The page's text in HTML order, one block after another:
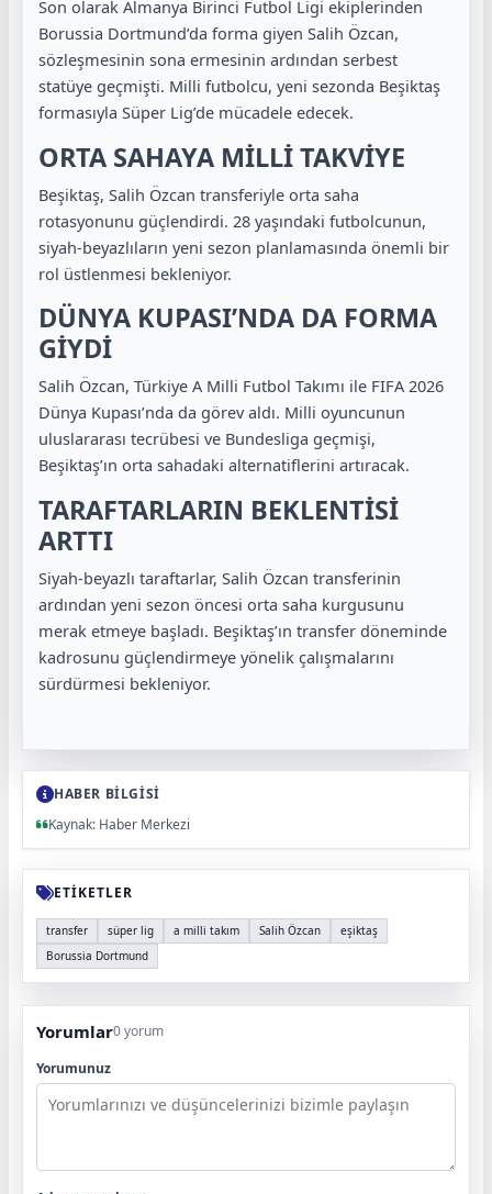
Son olarak Almanya Birinci Futbol Ligi ekiplerinden
Borussia Dortmund’da forma giyen Salih Özcan,
sözleşmesinin sona ermesinin ardından serbest
statüye geçmişti. Milli futbolcu, yeni sezonda Beşiktaş
formasıyla Süper Lig’de mücadele edecek.
ORTA SAHAYA MİLLİ TAKVİYE
Beşiktaş, Salih Özcan transferiyle orta saha
rotasyonunu güçlendirdi. 28 yaşındaki futbolcunun,
siyah-beyazlıların yeni sezon planlamasında önemli bir
rol üstlenmesi bekleniyor.
DÜNYA KUPASI’NDA DA FORMA
GİYDİ
Salih Özcan, Türkiye A Milli Futbol Takımı ile FIFA 2026
Dünya Kupası’nda da görev aldı. Milli oyuncunun
uluslararası tecrübesi ve Bundesliga geçmişi,
Beşiktaş’ın orta sahadaki alternatiflerini artıracak.
TARAFTARLARIN BEKLENTİSİ
ARTTI
Siyah-beyazlı taraftarlar, Salih Özcan transferinin
ardından yeni sezon öncesi orta saha kurgusunu
merak etmeye başladı. Beşiktaş’ın transfer döneminde
kadrosunu güçlendirmeye yönelik çalışmalarını
sürdürmesi bekleniyor.
HABER BİLGİSİ
Kaynak: Haber Merkezi
ETİKETLER
transfer süper lig a milli takım Salih Özcan
eşiktaş
Borussia Dortmund
Yorumlar0 yorum
Yorumunuz